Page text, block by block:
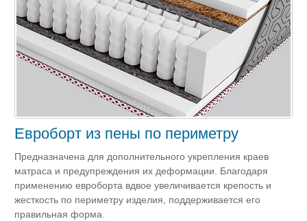
Евроборт из пены по периметру
Предназначена для дополнительного укрепления краев
матраса и предупреждения их деформации. Благодаря
применению евроборта вдвое увеличивается крепость и
жесткость по периметру изделия, поддерживается его
правильная форма.